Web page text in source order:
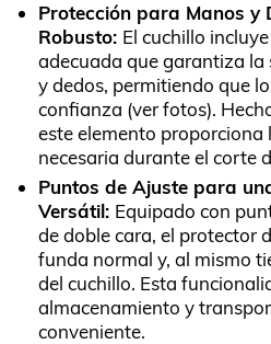
Protección para Manos y
Robusto: El cuchillo
adecuada que garantiza la
y dedos, permitiendo que
confianza (ver fotos).
este elemento
necesaria durante el corte
Puntos de Ajuste para
Versátil: Equipado con
de doble cara, el protector
funda normal y, al mismo
del cuchillo. Esta
almacenamiento y
conveniente.